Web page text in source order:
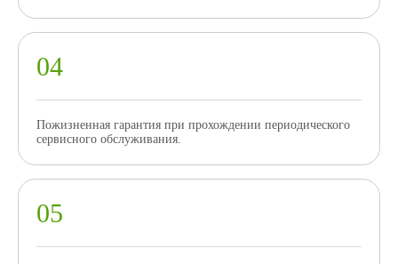
Пожизненная гарантия при прохождении периодического
сервисного обслуживания.